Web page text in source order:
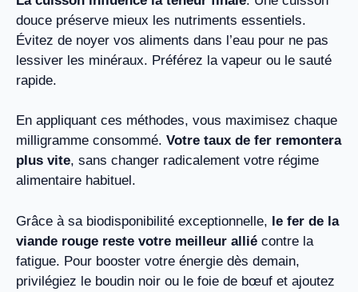
douce préserve mieux les nutriments essentiels.
Évitez de noyer vos aliments dans l’eau pour ne pas
lessiver les minéraux. Préférez la vapeur ou le sauté
rapide.
En appliquant ces méthodes, vous maximisez chaque
milligramme consommé. Votre taux de fer remontera
plus vite, sans changer radicalement votre régime
alimentaire habituel.
Grâce à sa biodisponibilité exceptionnelle, le fer de la
viande rouge reste votre meilleur allié contre la
fatigue. Pour booster votre énergie dès demain,
privilégiez le boudin noir ou le foie de bœuf et ajoutez